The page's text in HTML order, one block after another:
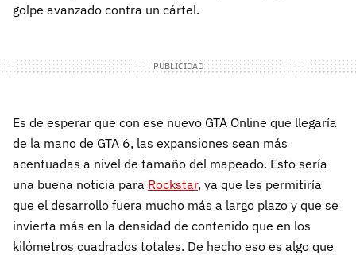
golpe avanzado contra un cártel.
Es de esperar que con ese nuevo GTA Online que llegaría
de la mano de GTA 6, las expansiones sean más
acentuadas a nivel de tamaño del mapeado. Esto sería
una buena noticia para Rockstar, ya que les permitiría
que el desarrollo fuera mucho más a largo plazo y que se
invierta más en la densidad de contenido que en los
kilómetros cuadrados totales. De hecho eso es algo que